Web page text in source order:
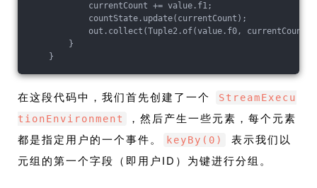
currentCount += value.f1;
countState.update(currentCount);
out.collect(Tuple2.of(value.f0,
}
}
在这段代码中，我们首先创建了一个
StreamExecu
tionEnvironment
，然后产生一些元素，每个元素
都是指定用户的一个事件。
keyBy(0)
表示我们以
元组的第一个字段（即用户ID）为键进行分组。